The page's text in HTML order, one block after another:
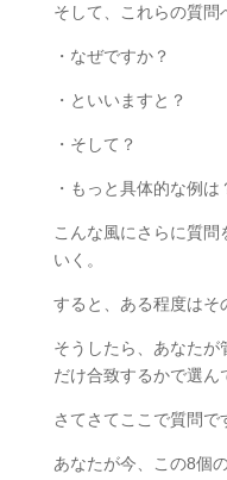
そして、これらの質問
・なぜですか？
・といいますと？
・そして？
・もっと具体的な例は
こんな風にさらに質
いく。
すると、ある程度はそ
そうしたら、あなた
だけ合致するかで選ん
さてさてここで質問で
あなたが今、この8個